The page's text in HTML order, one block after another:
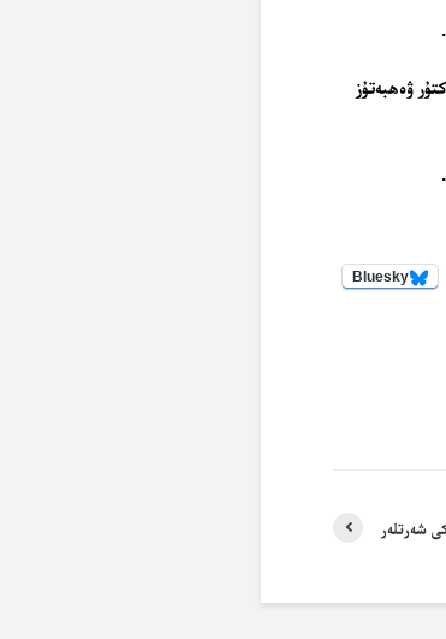
دوكتۇر ۋەھبەتۇز
Bluesky
شەرتلەر